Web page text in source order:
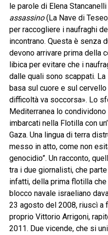
le parole di Elena
assassino(La Nave di
per raccogliere i naufraghi
incontrano. Questa è senza
devono arrivare prima della
libica per evitare che i
dalle quali sono scappati.
basa sul cuore e sul
difficoltà va soccorsa». Lo
Mediterranea lo
imbarcati nella Flotilla con
Gaza. Una lingua di terra
messo in atto, come non
genocidio”. Un racconto,
tra i due giornalisti, che
infatti, della prima flotilla
blocco navale israeliano
23 agosto del 2008, riuscì a
proprio Vittorio Arrigoni,
2011. Due vicende, che si